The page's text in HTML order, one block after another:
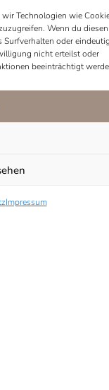
Technologien wie
Wenn du diesen
oder
nicht erteilst oder
beeinträchtigt
Impressum